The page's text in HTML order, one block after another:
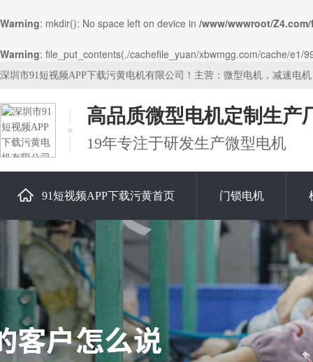
Warning: mkdir(): No space left on device in /www/wwwroot/
Warning: file_put_contents(./cachefile_yuan/xbwmgg.com/cache/
深圳市91短视频APP下载污黄电机有限公司！主营：微型电机，减速电
高品质微型电机定制生产
19年专注于研发生产微型电机
91短视频APP下载污黄首页 门锁电机
关于91短视频APP下载污黄